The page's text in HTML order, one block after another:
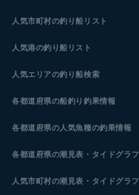
人気市町村の釣り船リスト
人気港の釣り船リスト
人気エリアの釣り船検索
各都道府県の船釣り釣果情報
各都道府県の人気魚種の釣果情報
各都道府県の潮見表 ・タイドグラフ
人気市町村の潮見表・タイドグラフ